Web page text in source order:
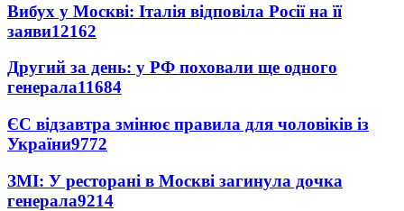
Вибух у Москві: Італія відповіла Росії на її
заяви12162
Другий за день: у РФ поховали ще одного
генерала11684
ЄС відзавтра змінює правила для чоловіків із
України9772
ЗМІ: У ресторані в Москві загинула дочка
генерала9214